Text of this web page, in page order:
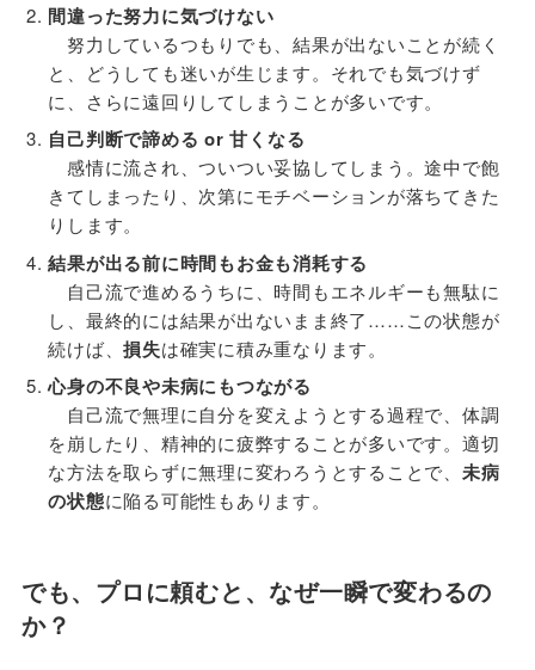
間違った努力に気づけない
努力しているつもりでも、結果が出ないことが続く
と、どうしても迷いが生じます。それでも気づけず
に、さらに遠回りしてしまうことが多いです。
自己判断で諦める or 甘くなる
感情に流され、ついつい妥協してしまう。途中で飽
きてしまったり、次第にモチベーションが落ちてきた
りします。
結果が出る前に時間もお金も消耗する
自己流で進めるうちに、時間もエネルギーも無駄に
し、最終的には結果が出ないまま終了……この状態が
続けば、損失は確実に積み重なります。
心身の不良や未病にもつながる
自己流で無理に自分を変えようとする過程で、体調
を崩したり、精神的に疲弊することが多いです。適切
な方法を取らずに無理に変わろうとすることで、 未病
の状態に陥る可能性もあります。
でも、プロに頼むと、なぜ一瞬で変わるの
か？